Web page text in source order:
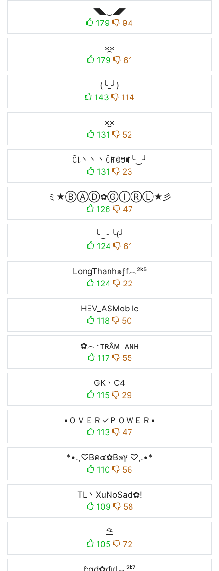
◥◣‿◢◤
179
94
×᷼×
179
61
(╰_╯)
143
114
×͜×
131
52
ꉓ꒒丶丶丶ꉓꍏꂦꁅꎭ╰‿╯
131
23
ミ★ⒷⒶⒹ✿ⒼⒾⓇⓁ★彡
126
47
╰‿╯╰(╯
124
61
LongThanh๑ƒf︵²ᵏ⁵
124
22
HEV_ASMobile
118
50
✿︵‎᛫ᴛʀᴀ̂ᴍ ‎ ᴀɴʜ
117
55
GK丶C4
115
29
▪ＯＶＥＲ✓ＰＯＷＥＲ▪
113
47
*•.¸♡Bค๔✿B๏ץ ♡¸.•*
110
56
TL丶XuNoSad✿!
109
58
⛱
105
72
ɓɑɖ✿ɠıɾɭ︵²ᵏ⁷